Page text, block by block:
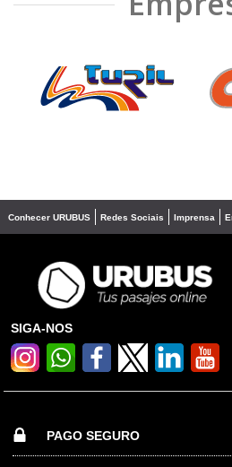
❮
Conhecer URUBUS Redes Sociais Imprensa
SIGA-NOS
PAGO SEGURO